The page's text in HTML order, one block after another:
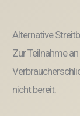
Alternative
Zur Teilnahme
nicht bereit.